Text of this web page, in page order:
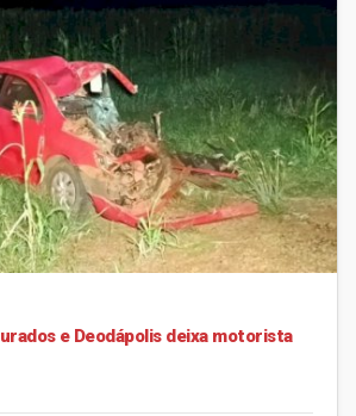
e Deodápolis deixa motorista